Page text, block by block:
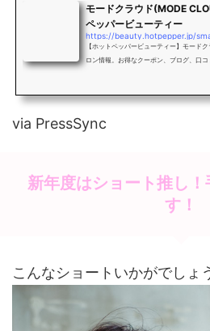
モードクラウド(MODE
ペッパービューティー
https://beauty.hotpepper.jp/
【ホットペッパービューティー】モード
ロン情報。お得なクーポン、ブログ、口
via PressSync
新年度はショート推し
す！
こんなショートいかがでしょ